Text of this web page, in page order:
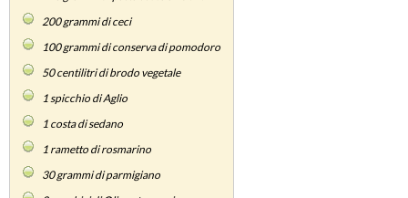
200grammi di ceci
100grammi di conserva di pomodoro
50centilitri di brodo vegetale
1spicchio di Aglio
1 costa di sedano
1 rametto di rosmarino
30grammi di parmigiano